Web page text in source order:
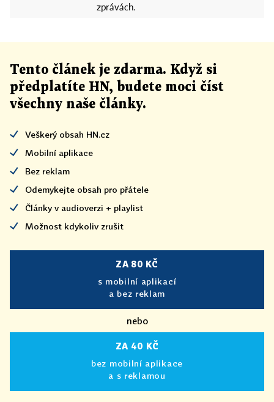
zprávách.
Tento článek je zdarma. Když si
předplatíte HN, budete moci číst
všechny naše články.
Veškerý obsah HN.cz
Mobilní aplikace
Bez reklam
Odemykejte obsah pro přátele
Články v audioverzi + playlist
Možnost kdykoliv zrušit
ZA 80 KČ
s mobilní aplikací
a bez reklam
nebo
ZA 40 KČ
bez mobilní aplikace
a s reklamou